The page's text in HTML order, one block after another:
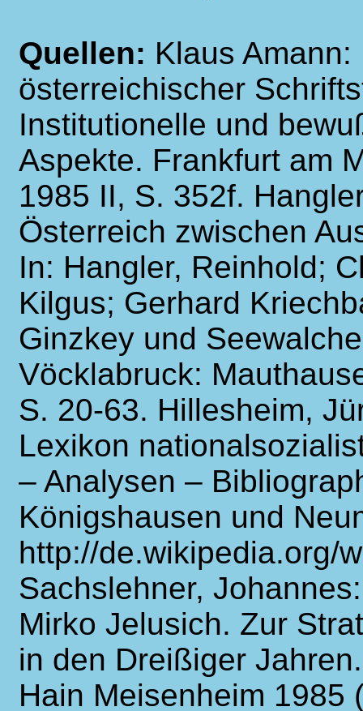
Quellen: Klaus
österreichischer
Institutionelle und
Aspekte. Frankfurt am
1985 II, S. 352f.
Österreich zwischen
In: Hangler, Reinhold;
Kilgus; Gerhard
Ginzkey und
Vöcklabruck:
S. 20-63. Hillesheim,
Lexikon
– Analysen –
Königshausen und
http://de.wikipedia.org/
Sachslehner,
Mirko Jelusich. Zur
in den Dreißiger
Hain Meisenheim 1985